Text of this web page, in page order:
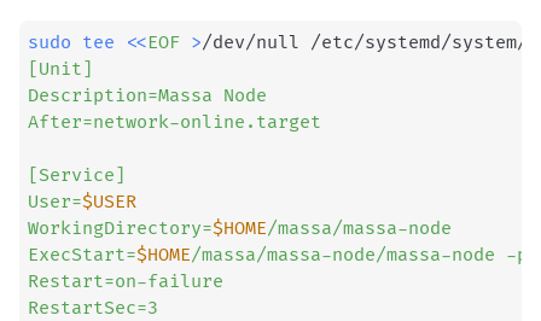
sudo tee <<EOF >/dev/null /etc/systemd/system/
[Unit]
Description=Massa Node
After=network-online.target
[Service]
User=$USER
WorkingDirectory=$HOME/massa/massa-node
ExecStart=$HOME/massa/massa-node/massa-node -p
Restart=on-failure
RestartSec=3